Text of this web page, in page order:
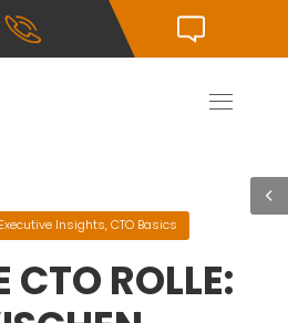
Executive Insights,CTO Basics
CTO ROLLE: